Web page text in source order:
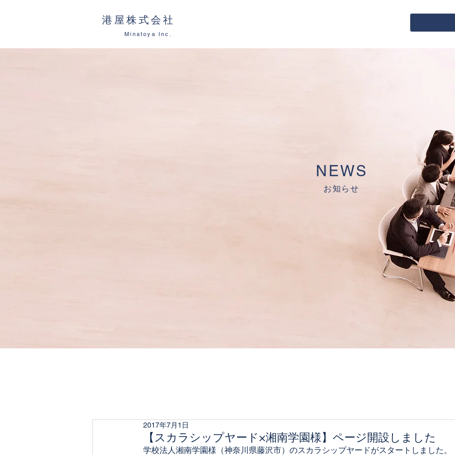
港屋株式会社
Minatoya Inc.
NEWS
お知らせ
【スカラシップヤード×湘南学園様】ページ開設しました
2017年7月1日
学校法人湘南学園様（神奈川県藤沢市）のスカラシップヤードがスタートしました。